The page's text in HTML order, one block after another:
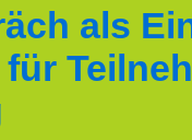
als